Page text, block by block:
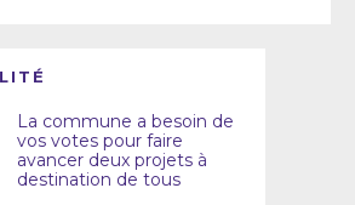
La commune a besoin de
vos votes pour faire
avancer deux projets à
destination de tous